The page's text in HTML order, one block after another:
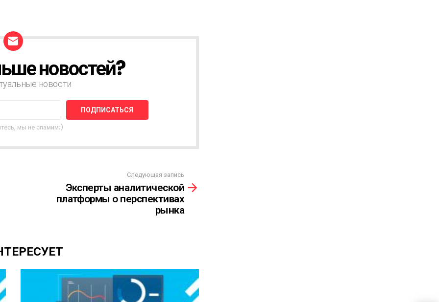
новостей?
новости
мы не спамим;)
Следующая запись
Эксперты аналитической
платформы о перспективах
рынка